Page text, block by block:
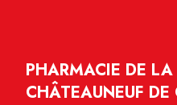
PHARMACIE DE
CHÂTEAUNEUF DE